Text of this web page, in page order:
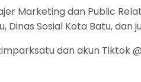
Marketing dan Public
Sosial Kota Batu, dan
dan akun Tiktok